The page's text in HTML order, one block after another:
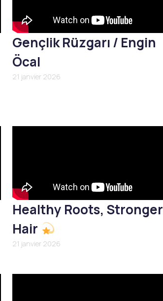
Gençlik Rüzgarı / Engin
Öcal
21 janvier 2026
Healthy Roots, Stronger
Hair
21 janvier 2026